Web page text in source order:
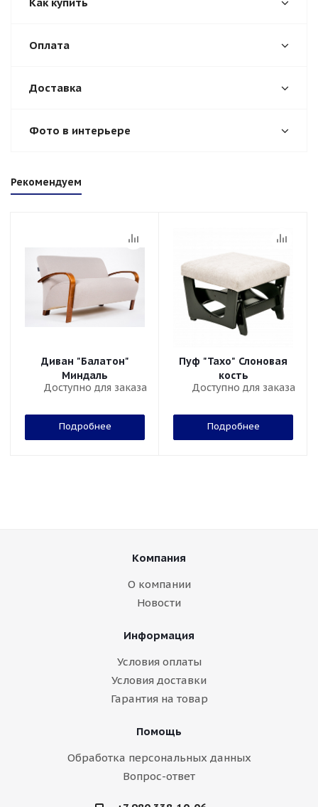
Оплата
Доставка
Фото в интерьере
Рекомендуем
Диван "Балатон"
Миндаль
Доступно для заказа
Подробнее
Пуф "Тахо" Слоновая
кость
Доступно для заказа
Подробнее
Компания
О компании
Новости
Информация
Условия оплаты
Условия доставки
Гарантия на товар
Помощь
Обработка персональных данных
Вопрос-ответ